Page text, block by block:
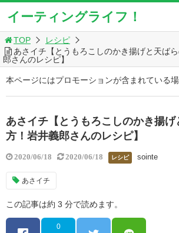
イーティングライフ！
TOP
レシピ
あさイチ【とうもろこしのかき揚げと天ば
郎さんのレシピ】
本ページにはプロモーションが含まれている場
あさイチ【とうもろこしのかき揚げ
方！岩井義郎さんのレシピ】
2020/06/18 2020/06/18 レシピ sointe
あさイチ
この記事は約 3 分で読めます。
0